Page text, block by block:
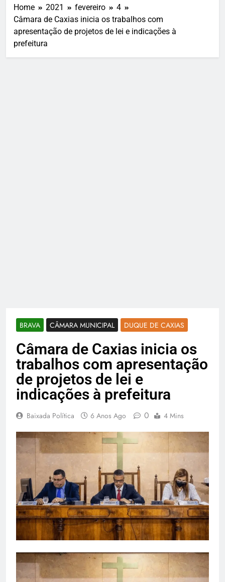
Home 2021 fevereiro
4
Câmara de Caxias inicia os trabalhos com
apresentação de projetos de lei e indicações à
prefeitura
BRAVA CÂMARA MUNICIPAL DUQUE DE CAXIAS
Câmara de Caxias inicia os
trabalhos com apresentação
de projetos de lei e
indicações à prefeitura
Baixada Política 6 Anos Ago 0 4 Mins